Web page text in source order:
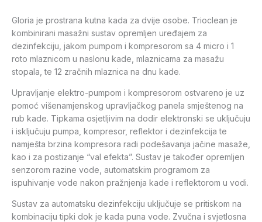
Gloria je prostrana kutna kada za dvije osobe. Trioclean je
kombinirani masažni sustav opremljen uređajem za
dezinfekciju, jakom pumpom i kompresorom sa 4 micro i 1
roto mlaznicom u naslonu kade, mlaznicama za masažu
stopala, te 12 zračnih mlaznica na dnu kade.
Upravljanje elektro-pumpom i kompresorom ostvareno je uz
pomoć višenamjenskog upravljačkog panela smještenog na
rub kade. Tipkama osjetljivim na dodir elektronski se uključuju
i isključuju pumpa, kompresor, reflektor i dezinfekcija te
namješta brzina kompresora radi podešavanja jačine masaže,
kao i za postizanje “val efekta”. Sustav je također opremljen
senzorom razine vode, automatskim programom za
ispuhivanje vode nakon pražnjenja kade i reflektorom u vodi.
Sustav za automatsku dezinfekciju uključuje se pritiskom na
kombinaciju tipki dok je kada puna vode. Zvučna i svjetlosna